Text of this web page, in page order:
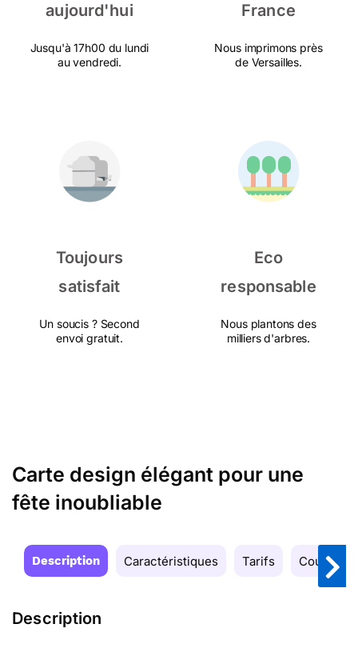
aujourd'hui
Jusqu'à 17h00 du lundi
au vendredi.
France
Nous imprimons près
de Versailles.
Toujours
satisfait
Un soucis ? Second
envoi gratuit.
Eco
responsable
Nous plantons des
milliers d'arbres.
Carte design élégant pour une
fête inoubliable
Description Caractéristiques Tarifs Couleurs
Description